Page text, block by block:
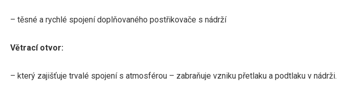
– těsné a rychlé spojení doplňovaného postřikovače s nádrží
Větrací otvor:
– který zajišťuje trvalé spojení s atmosférou – zabraňuje vzniku přetlaku a podtlaku v nádrži.